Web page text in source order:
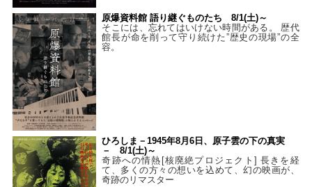
原爆資料館 語り継ぐものたち 8/1(土)～
そこには、忘れてはいけない時間がある。 歴代
館長が命を削って守り続けた”歴史の現場”の全
容。
ひろしま－1945年8月6日、原子雲の下の真実
－ 8/1(土)～
奇跡への情熱[核廃絶プロジェクト] 長きを経
て、多くの方々の想いを込めて、幻の映画が、
奇跡のリマスター